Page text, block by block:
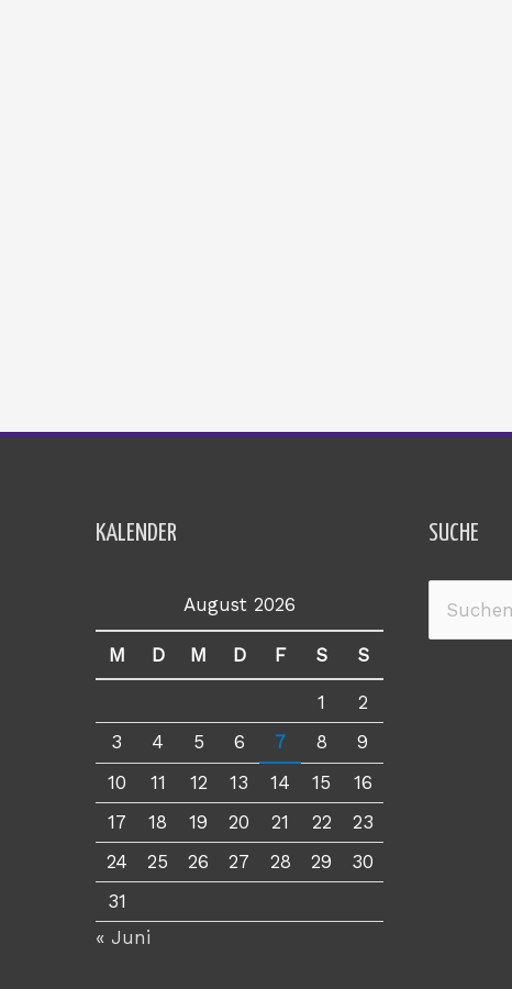
KALENDER
August 2026
M D M D F S S
1
2
3
4 5 6 7 8
9
10
11 12 13 14 15
16
17
18 19 20 21 22
23
24
25 26 27 28 29
30
31
« Juni
SUCHE
Suchen
nach: